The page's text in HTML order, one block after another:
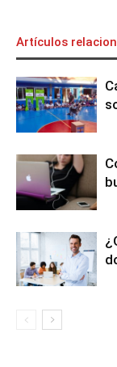
Artículos